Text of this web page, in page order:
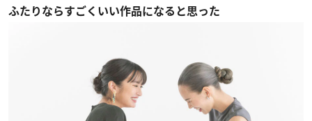
ふたりならすごくいい作品になると思った